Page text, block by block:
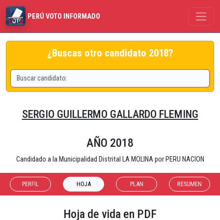
PERÚ VOTO INFORMADO
¿Buscas otro candidato 2018?
SERGIO GUILLERMO GALLARDO FLEMING
AÑO 2018
Candidado a la Municipalidad Distrital LA MOLINA por PERU NACION
PERFIL HOJA PLAN RESUMEN
Hoja de vida en PDF